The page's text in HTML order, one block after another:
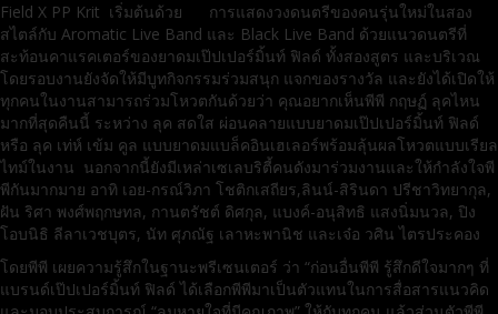
Field X PP Krit เริ่มต้นด้วย การแสดงวงดนตรีของคนรุ่นใหม่ในสอง
สไตล์กับ Aromatic Live Band และ Black Live Band ด้วยแนวดนตรีที่
สะท้อนคาแรคเตอร์ของยาดมเป๊ปเปอร์มิ้นท์ ฟิลด์ ทั้งสองสูตร และบริเวณ
โดยรอบงานยังจัดให้มีบูทกิจกรรมร่วมสนุก แจกของรางวัล และยังได้เปิดให้
ทุกคนในงานสามารถร่วมโหวตกันด้วยว่า คุณอยากเห็นพีพี กฤษฏ์ ลุคไหน
มากที่สุดคืนนี้ ระหว่าง ลุค สดใส ผ่อนคลายแบบยาดมเป๊ปเปอร์มิ้นท์ ฟิลด์
หรือ ลุค เท่ห์ เข้ม คูล แบบยาดมแบล็คอินเฮเลอร์พร้อมลุ้นผลโหวตแบบเรียล
ไทม์ในงาน นอกจากนี้ยังมีเหล่าเซเลบริตี้คนดังมาร่วมงานและให้กำลังใจพี
พีกันมากมาย อาทิ เอย-กรณ์วิภา โชติกเสถียร,ลินน์-สิรินดา ปรีชาวิทยากุล,
ฝัน ริศา พงศ์พฤกษทล, กานตรัชต์ ดิศกุล, แบงค์-อนุสิทธิ แสงนิ่มนวล, ปิง
โอบนิธิ ลีลาเวชบุตร, นัท ศุภณัฐ เลาหะพานิช และเจ๋อ วศิน ไตรประคอง
โดยพีพี เผยความรู้สึกในฐานะพรีเซนเตอร์ ว่า “ก่อนอื่นพีพี รู้สึกดีใจมากๆ ที่
แบรนด์เป๊ปเปอร์มิ้นท์ ฟิลด์ ได้เลือกพีพีมาเป็นตัวแทนในการสื่อสารแนวคิด